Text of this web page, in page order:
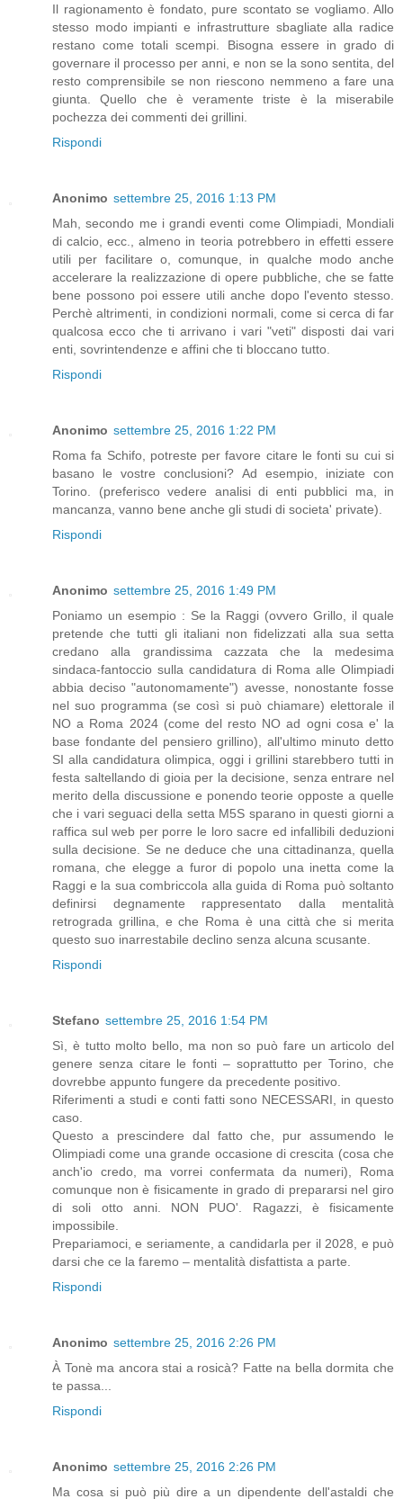
Il ragionamento è fondato, pure scontato se vogliamo. Allo
stesso modo impianti e infrastrutture sbagliate alla radice
restano come totali scempi. Bisogna essere in grado di
governare il processo per anni, e non se la sono sentita, del
resto comprensibile se non riescono nemmeno a fare una
giunta. Quello che è veramente triste è la miserabile
pochezza dei commenti dei grillini.
Rispondi
Anonimo settembre 25, 2016 1:13 PM
Mah, secondo me i grandi eventi come Olimpiadi, Mondiali
di calcio, ecc., almeno in teoria potrebbero in effetti essere
utili per facilitare o, comunque, in qualche modo anche
accelerare la realizzazione di opere pubbliche, che se fatte
bene possono poi essere utili anche dopo l'evento stesso.
Perchè altrimenti, in condizioni normali, come si cerca di far
qualcosa ecco che ti arrivano i vari "veti" disposti dai vari
enti, sovrintendenze e affini che ti bloccano tutto.
Rispondi
Anonimo settembre 25, 2016 1:22 PM
Roma fa Schifo, potreste per favore citare le fonti su cui si
basano le vostre conclusioni? Ad esempio, iniziate con
Torino. (preferisco vedere analisi di enti pubblici ma, in
mancanza, vanno bene anche gli studi di societa' private).
Rispondi
Anonimo settembre 25, 2016 1:49 PM
Poniamo un esempio : Se la Raggi (ovvero Grillo, il quale
pretende che tutti gli italiani non fidelizzati alla sua setta
credano alla grandissima cazzata che la medesima
sindaca-fantoccio sulla candidatura di Roma alle Olimpiadi
abbia deciso "autonomamente") avesse, nonostante fosse
nel suo programma (se così si può chiamare) elettorale il
NO a Roma 2024 (come del resto NO ad ogni cosa e' la
base fondante del pensiero grillino), all'ultimo minuto detto
SI alla candidatura olimpica, oggi i grillini starebbero tutti in
festa saltellando di gioia per la decisione, senza entrare nel
merito della discussione e ponendo teorie opposte a quelle
che i vari seguaci della setta M5S sparano in questi giorni a
raffica sul web per porre le loro sacre ed infallibili deduzioni
sulla decisione. Se ne deduce che una cittadinanza, quella
romana, che elegge a furor di popolo una inetta come la
Raggi e la sua combriccola alla guida di Roma può soltanto
definirsi degnamente rappresentato dalla mentalità
retrograda grillina, e che Roma è una città che si merita
questo suo inarrestabile declino senza alcuna scusante.
Rispondi
Stefano settembre 25, 2016 1:54 PM
Sì, è tutto molto bello, ma non so può fare un articolo del
genere senza citare le fonti – soprattutto per Torino, che
dovrebbe appunto fungere da precedente positivo.
Riferimenti a studi e conti fatti sono NECESSARI, in questo
caso.
Questo a prescindere dal fatto che, pur assumendo le
Olimpiadi come una grande occasione di crescita (cosa che
anch'io credo, ma vorrei confermata da numeri), Roma
comunque non è fisicamente in grado di prepararsi nel giro
di soli otto anni. NON PUO'. Ragazzi, è fisicamente
impossibile.
Prepariamoci, e seriamente, a candidarla per il 2028, e può
darsi che ce la faremo – mentalità disfattista a parte.
Rispondi
Anonimo settembre 25, 2016 2:26 PM
À Tonè ma ancora stai a rosicà? Fatte na bella dormita che
te passa...
Rispondi
Anonimo settembre 25, 2016 2:26 PM
Ma cosa si può più dire a un dipendente dell'astaldi che